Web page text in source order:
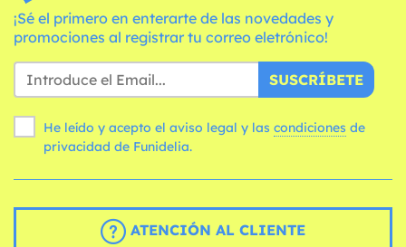
¡Sé el primero en enterarte de las novedades y
promociones al registrar tu correo eletrónico!
SUSCRÍBETE
He leído y acepto el aviso legal y las condiciones
privacidad de Funidelia.
ATENCIÓN AL CLIENTE